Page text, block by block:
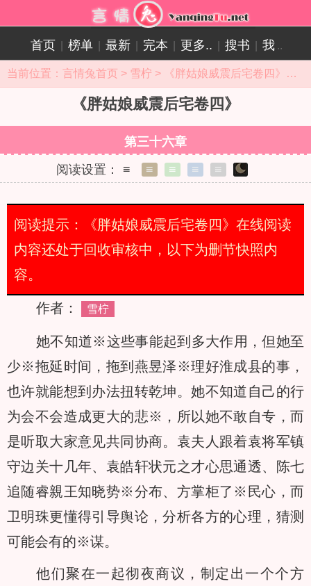
首页 榜单 最新 完本 更多.. 搜书 我 ..
当前位置： 言情兔首页 > 雪柠 > 《胖姑娘威震后宅卷四》目录
《胖姑娘威震后宅卷四》
第三十六章
阅读设置：
≡ ≡ ≡ ≡ ≡
阅读提示：《胖姑娘威震后宅卷四》在线阅读
内容还处于回收审核中，以下为删节快照内
容。
作者： 雪柠
她不知道※这些事能起到多大作用，但她至
少※拖延时间，拖到燕昱泽※理好淮成县的事，
也许就能想到办法扭转乾坤。她不知道自己的行
为会不会造成更大的悲※，所以她不敢自专，而
是听取大家意见共同协商。袁夫人跟着袁将军镇
守边关十几年、袁皓轩状元之才心思通透、陈七
追随睿親王知晓势※分布、方掌柜了※民心，而
卫明珠更懂得引导舆论，分析各方的心理，猜测
可能会有的※谋。
他们聚在一起彻夜商议，制定出一个个方